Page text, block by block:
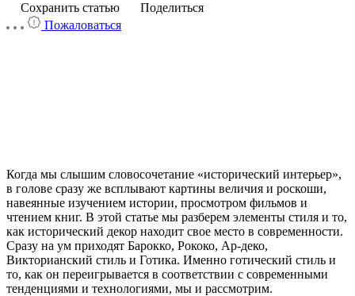
Сохранить статью
Поделиться
Пожаловаться
Когда мы слышим словосочетание «исторический интерьер»,
в голове сразу же всплывают картины величия и роскоши,
навеянные изучением истории, просмотром фильмов и
чтением книг. В этой статье мы разберем элементы стиля и то,
как исторический декор находит свое место в современности.
Сразу на ум приходят Барокко, Рококо, Ар-деко,
Викторианский стиль и Готика. Именно готический стиль и
то, как он переигрывается в соответствии с современными
тенденциями и технологиями, мы и рассмотрим.